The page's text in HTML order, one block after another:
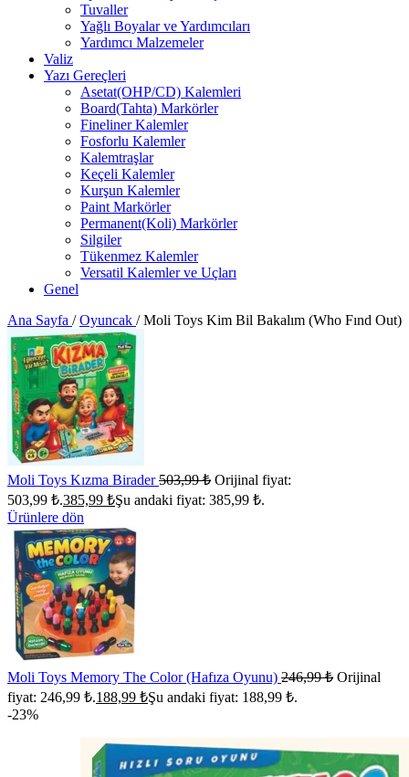
Tuvaller
Yağlı Boyalar ve Yardımcıları
Yardımcı Malzemeler
Valiz
Yazı Gereçleri
Asetat(OHP/CD) Kalemleri
Board(Tahta) Markörler
Fineliner Kalemler
Fosforlu Kalemler
Kalemtraşlar
Keçeli Kalemler
Kurşun Kalemler
Paint Markörler
Permanent(Koli) Markörler
Silgiler
Tükenmez Kalemler
Versatil Kalemler ve Uçları
Genel
Ana Sayfa / Oyuncak / Moli Toys Kim Bil Bakalım (Who Fınd Out)
Moli Toys Kızma Birader503,99₺ Orijinal fiyat:
503,99 ₺.385,99 ₺Şu andaki fiyat: 385,99 ₺.
Ürünlere dön
Moli Toys Memory The Color (Hafıza Oyunu) 246,99₺ Orijinal
fiyat: 246,99 ₺.188,99 ₺Şu andaki fiyat: 188,99 ₺.
-23%